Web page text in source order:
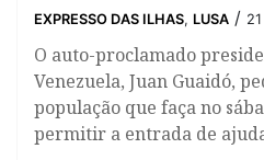
EXPRESSO DAS ILHAS, LUSA /
O auto-proclamado
Venezuela, Juan Guaidó,
população que faça no
permitir a entrada de